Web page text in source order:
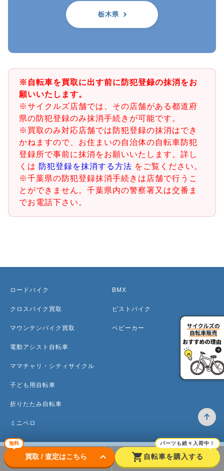
栃木県
※自転車を買取に出す前に防犯登録の抹消をお
願いいたします。
※サイクルズ店舗では、その店舗がある都道府
県の防犯登録のみ抹消手続きが可能です。
※買取のみ対応店舗では防犯登録の抹消はでき
かねますので、お住まいの自治体の自転車防犯
登録所で事前に抹消をお願いいたします。詳し
くは 防犯登録を抹消する方法 をご覧ください。
※千葉県の防犯登録抹消手続きは店舗で行うこ
とができません。千葉県内の警察署又は交番ま
でお電話下さい。
無料
買取 / 査定はこちら keyboard_arrow_down shopping_cart
パーツも続々入荷中！
自転車を購入する
ロードバイク
クロスバイク買取
マウンテンバイク買取
電動アシスト自転車
ママチャリ・シティサイクル
子ども用自転車
折りたたみ自転車
ミニベロ
BMX
ピストバイク
ベビーカー
トップ 高価買取のワケ